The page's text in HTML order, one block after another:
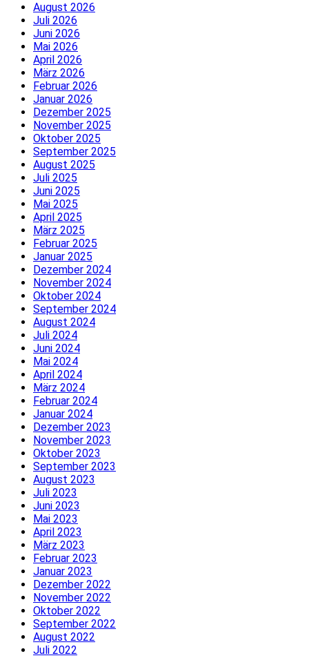
August 2026
Juli 2026
Juni 2026
Mai 2026
April 2026
März 2026
Februar 2026
Januar 2026
Dezember 2025
November 2025
Oktober 2025
September 2025
August 2025
Juli 2025
Juni 2025
Mai 2025
April 2025
März 2025
Februar 2025
Januar 2025
Dezember 2024
November 2024
Oktober 2024
September 2024
August 2024
Juli 2024
Juni 2024
Mai 2024
April 2024
März 2024
Februar 2024
Januar 2024
Dezember 2023
November 2023
Oktober 2023
September 2023
August 2023
Juli 2023
Juni 2023
Mai 2023
April 2023
März 2023
Februar 2023
Januar 2023
Dezember 2022
November 2022
Oktober 2022
September 2022
August 2022
Juli 2022